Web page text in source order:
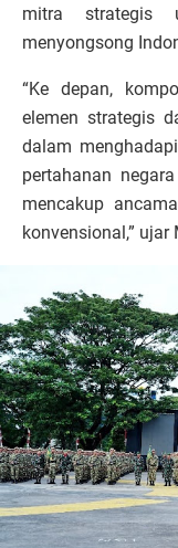
mitra strategis
menyongsong
“Ke depan,
elemen strategis
dalam
pertahanan
mencakup
konvensional,”